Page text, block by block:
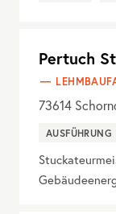
Pertuch
73614
AUSFÜHRUNG